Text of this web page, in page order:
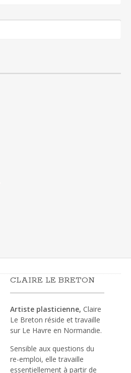
CLAIRE LE BRETON
Artiste plasticienne, Claire
Le Breton réside et travaille
sur Le Havre en Normandie.
Sensible aux questions du
re-emploi, elle travaille
essentiellement à partir de